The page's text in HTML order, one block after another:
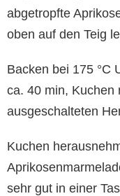
abgetropfte
oben auf den Teig
Backen bei 175 °C
ca. 40 min, Kuchen
ausgeschalteten
Kuchen
sehr gut in einer